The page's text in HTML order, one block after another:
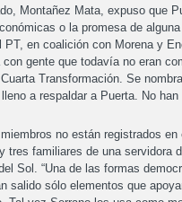
Montañez Mata, expuso que
o la promesa de
PT, en coalición con Morena y
con gente que todavía no eran
Transformación. Se
a respaldar a Puerta. No
no están registrados
tres familiares de una servidora
Sol. “Una de las formas
salido sólo elementos que